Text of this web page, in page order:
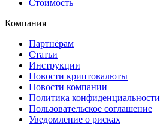
Стоимость
Компания
Партнёрам
Статьи
Инструкции
Новости криптовалюты
Новости компании
Политика конфиденциальности
Пользовательское соглашение
Уведомление о рисках